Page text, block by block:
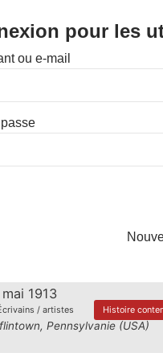
pour les
ou e-mail
1913
/ artistes Histoire
Pennsylvanie (USA)